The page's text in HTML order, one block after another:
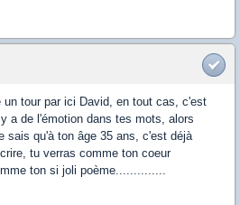
tour par ici David, en tout cas, c'est
a de l'émotion dans tes mots, alors
sais qu'à ton âge 35 ans, c'est déjà
tu verras comme ton coeur
ton si joli poème..............